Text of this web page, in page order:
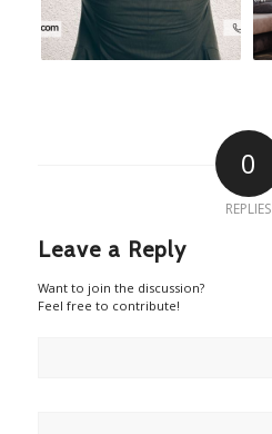
0
REPLIES
Leave a Reply
Want to join the discussion?
Feel free to contribute!